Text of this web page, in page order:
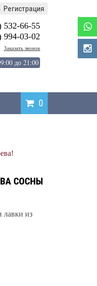
532-66-55
994-03-02
Заказать звонок
до 21:00
Регистрация
0
СОСНЫ
лавки из